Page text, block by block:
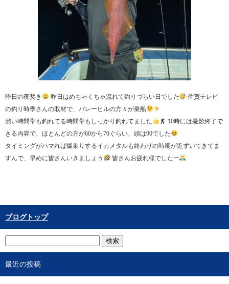
昨日の夜焚き 昨日はめちゃくちゃ流れて釣りづらい日でした
佐賀テレビ
の釣り時季さんの取材で、バレーヒルの方々が乗船
渋い時間帯も釣れてる時間帯もしっかり釣れてました
10時には撮影終了で
きる内容で、ほとんどの方が60から70ぐらい、頭は90でした
タイミングがハマれば爆乗りするイカメタルも終わりの時期が近ずいてきてま
すんで、早めに皆さんいきましょう
皆さんお疲れ様でしたー
ブログトップ
最近の投稿